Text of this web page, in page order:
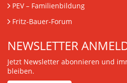
PEV– Familienbildung
Fritz-Bauer-Forum
NEWSLETTER
Jetzt Newsletter abonnieren und
bleiben.